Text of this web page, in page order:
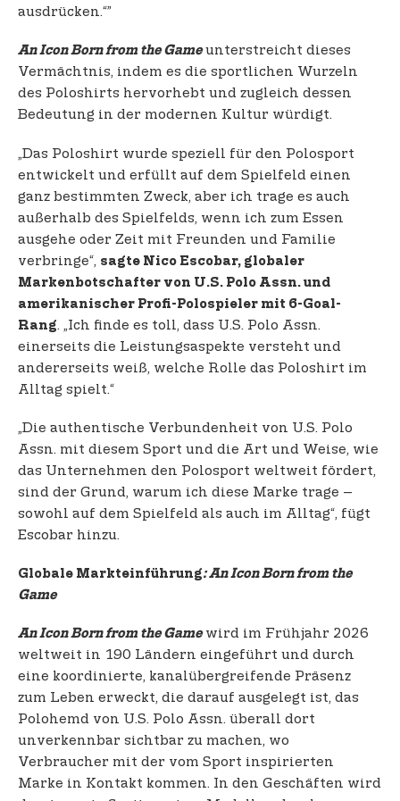
ausdrücken.“”
An Icon Born from the Gameunterstreicht dieses
Vermächtnis, indem es die sportlichen Wurzeln
des Poloshirts hervorhebt und zugleich dessen
Bedeutung in der modernen Kultur würdigt.
„Das Poloshirt wurde speziell für den Polosport
entwickelt und erfüllt auf dem Spielfeld einen
ganz bestimmten Zweck, aber ich trage es auch
außerhalb des Spielfelds, wenn ich zum Essen
ausgehe oder Zeit mit Freunden und Familie
verbringe“, sagte Nico Escobar, globaler
Markenbotschafter von U.S. Polo Assn. und
amerikanischer Profi-Polospieler mit 6-Goal-
Rang. „Ich finde es toll, dass U.S. Polo Assn.
einerseits die Leistungsaspekte versteht und
andererseits weiß, welche Rolle das Poloshirt im
Alltag spielt.“
„Die authentische Verbundenheit von U.S. Polo
Assn. mit diesem Sport und die Art und Weise, wie
das Unternehmen den Polosport weltweit fördert,
sind der Grund, warum ich diese Marke trage –
sowohl auf dem Spielfeld als auch im Alltag“, fügt
Escobar hinzu.
Globale Markteinführung: An Icon Born from the
Game
An Icon Born from the Gamewird im Frühjahr 2026
weltweit in 190 Ländern eingeführt und durch
eine koordinierte, kanalübergreifende Präsenz
zum Leben erweckt, die darauf ausgelegt ist, das
Polohemd von U.S. Polo Assn. überall dort
unverkennbar sichtbar zu machen, wo
Verbraucher mit der vom Sport inspirierten
Marke in Kontakt kommen. In den Geschäften wird